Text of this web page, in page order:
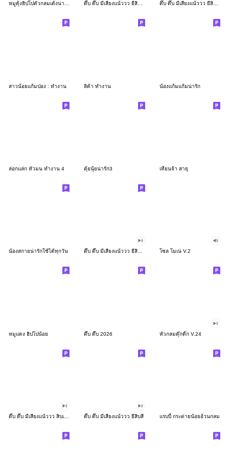
หมูดุ้งฮิปโปตัวกลมเด้งน่ารัก ดึ๊บ ดึ๊บ มีเสียงแน้ววว ยี่สิบเจ็ด ดึ๊บ ดึ๊บ มีเสียงแน้ววว ยี่สิบหก
สาวน้อยแก้มป่อง : ทำงาน ลิต้า ทำงาน น้องแก้มแก้มน่ารัก
ล่อกแล่ก หัวมน ทำงาน 4 ตุ้ยนุ้ยน่ารัก3 เทียนจ้า สาธุ
น้องสกายน่ารักใช้ได้ทุกวัน ดึ๊บ ดึ๊บ มีเสียงแน้ววว ยี่สิบสอง โซล โมเน่ V.2
หมูแดง ฮิปโปน้อย ดึ๊บ ดึ๊บ 2026 หัวกลมดุ๊กดิ๊ก V.24
ดึ๊บ ดึ๊บ มีเสียงแน้ววว ยี่สิบสี่ แรบบี้ กระต่ายน้อยอ้วนกลม